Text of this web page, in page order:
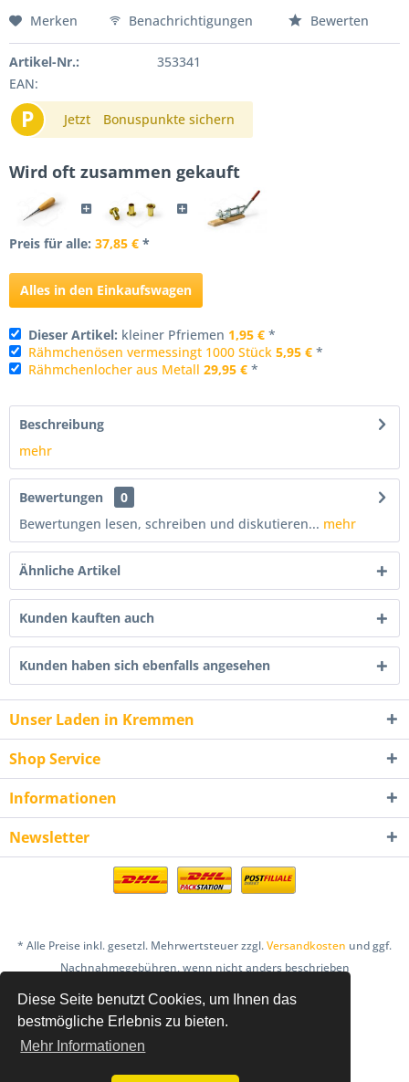
Diese Seite benutzt Cookies, um Ihnen das
bestmögliche Erlebnis zu bieten.
Mehr Informationen
Merken Benachrichtigungen Bewerten
Artikel-Nr.:
353341
EAN:
P Jetzt Bonuspunkte sichern
Wird oft zusammen gekauft
Preis für alle: 37,85 € *
Alles in den Einkaufswagen
Dieser Artikel: kleiner Pfriemen 1,95 € *
Rähmchenösen vermessingt 1000 Stück 5,95 € *
Rähmchenlocher aus Metall 29,95 € *
Beschreibung
mehr
Bewertungen
0
Bewertungen lesen, schreiben und diskutieren... mehr
Ähnliche Artikel
Kunden kauften auch
Kunden haben sich ebenfalls angesehen
Unser Laden in Kremmen
Shop Service
Informationen
Newsletter
* Alle Preise inkl. gesetzl. Mehrwertsteuer zzgl.Versandkosten und ggf.
Nachnahmegebühren, wenn nicht anders beschrieben
AGB Bestellung & Zahlung
Datenschutz